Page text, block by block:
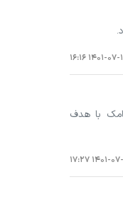
۰۷-۱۴ ۱۶:۱۶
پیامک با هدف
۰۷-۰۹ ۱۷:۲۷